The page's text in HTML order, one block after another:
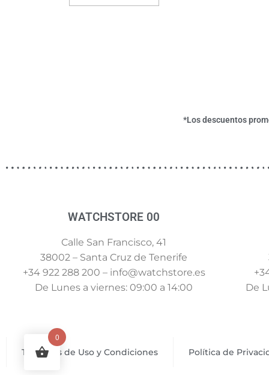
*Los descuentos
WATCHSTORE 00
Calle San Francisco, 41
38002 – Santa Cruz de Tenerife
+34 922 288 200 – info@watchstore.es
De Lunes a viernes: 09:00 a 14:00
De
Términos de Uso y Condiciones Política de
0